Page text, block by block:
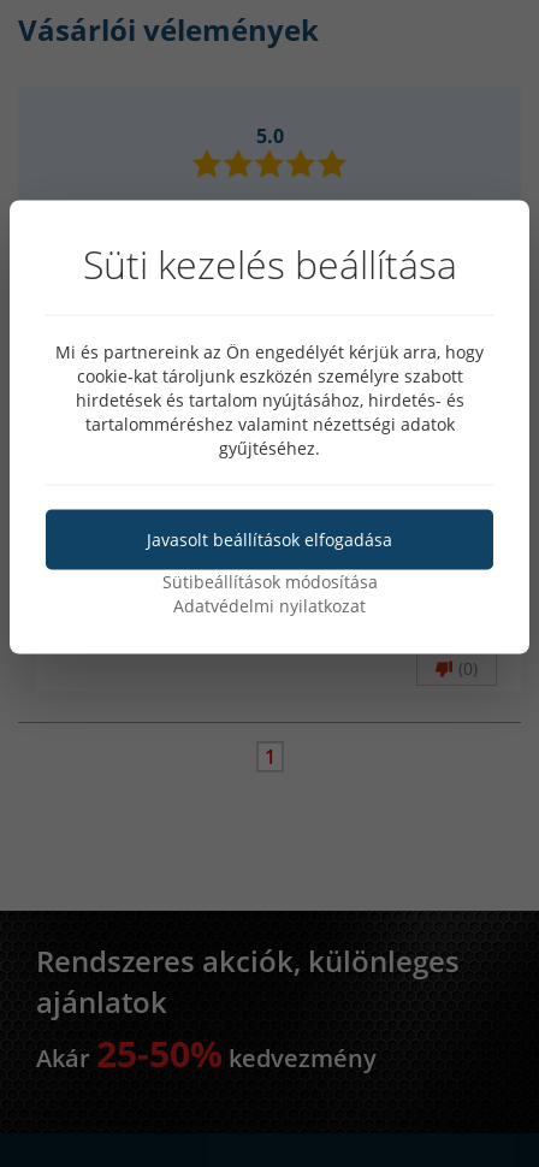
Vásárlói vélemények
5.0
0 szavazat
0 szavazat
0 szavazat
A termék vásárlója
(0)
1
Rendszeres akciók, különleges
ajánlatok
Akár 25-50% kedvezmény
Süti kezelés beállítása
Mi és partnereink az Ön engedélyét kérjük arra, hogy
cookie-kat tároljunk eszközén személyre szabott
hirdetések és tartalom nyújtásához, hirdetés- és
tartalomméréshez valamint nézettségi adatok
gyűjtéséhez.
Javasolt beállítások elfogadása
Sütibeállítások módosítása
Adatvédelmi nyilatkozat